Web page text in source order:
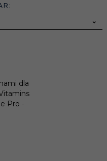
dla
Pro -